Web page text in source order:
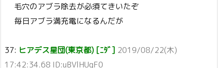
毛穴のアブラ除去が必須てきいたぞ
毎日アブラ満充電になるんだが
37: ヒアデス星団(東京都) [ﾆﾀﾞ] 2019/08/22(木)
17:42:34.68 ID:uBVlHUgF0